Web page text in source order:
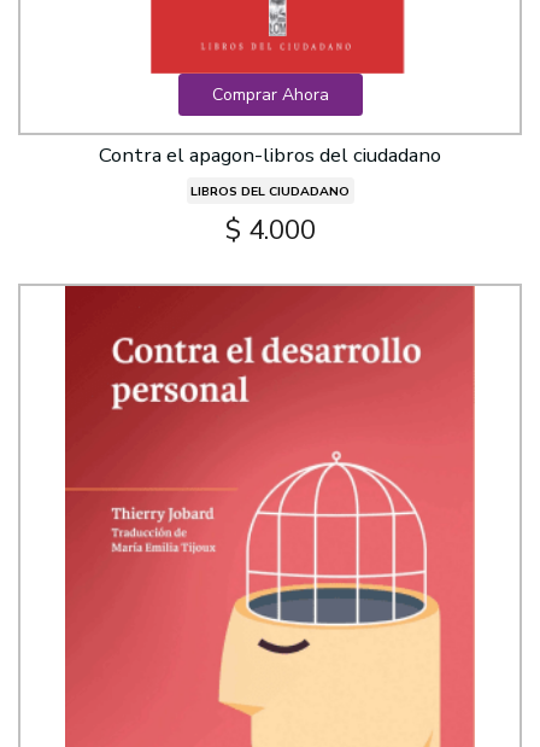
Comprar Ahora
Contra el apagon-libros del ciudadano
LIBROS DEL CIUDADANO
$ 4.000